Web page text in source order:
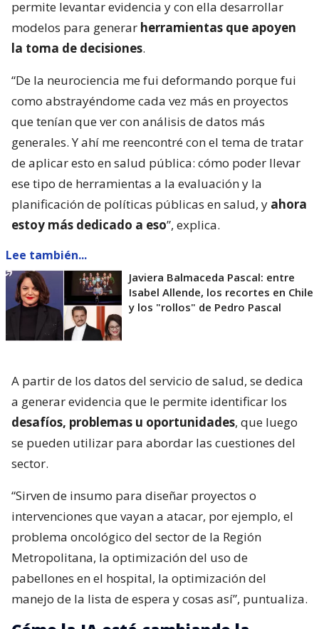
permite levantar evidencia y con ella desarrollar
modelos para generar herramientas que apoyen
la toma de decisiones.
“De la neurociencia me fui deformando porque fui
como abstrayéndome cada vez más en proyectos
que tenían que ver con análisis de datos más
generales. Y ahí me reencontré con el tema de tratar
de aplicar esto en salud pública: cómo poder llevar
ese tipo de herramientas a la evaluación y la
planificación de políticas públicas en salud, y ahora
estoy más dedicado a eso”, explica.
Lee también...
Javiera Balmaceda Pascal: entre
Isabel Allende, los recortes en Chile
y los "rollos" de Pedro Pascal
A partir de los datos del servicio de salud, se dedica
a generar evidencia que le permite identificar los
desafíos, problemas u oportunidades, que luego
se pueden utilizar para abordar las cuestiones del
sector.
“Sirven de insumo para diseñar proyectos o
intervenciones que vayan a atacar, por ejemplo, el
problema oncológico del sector de la Región
Metropolitana, la optimización del uso de
pabellones en el hospital, la optimización del
manejo de la lista de espera y cosas así”, puntualiza.